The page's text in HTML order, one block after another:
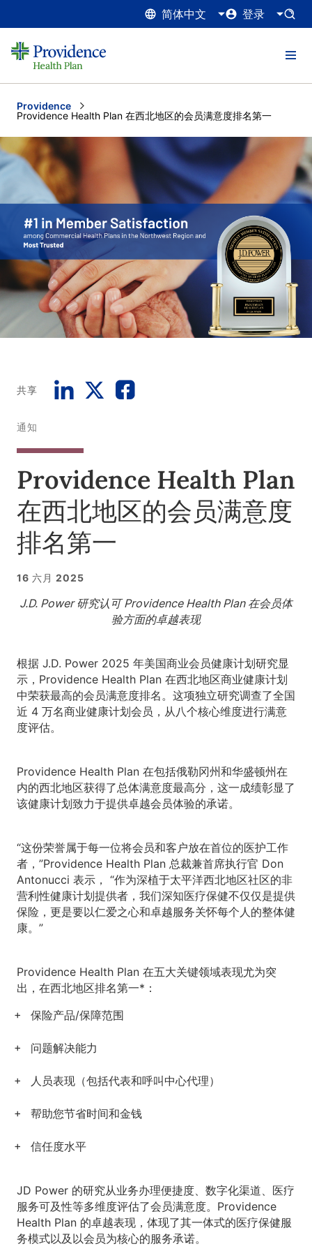
简体中文 登录
Providence
Current:
Providence Health Plan 在西北地区的会员满意度排名第一
共享
通知
Providence Health Plan
在西北地区的会员满意度
排名第一
16 六月 2025
J.D. Power 研究认可 Providence Health Plan 在会员体
验方面的卓越表现
根据 J.D. Power 2025 年美国商业会员健康计划研究显
示，Providence Health Plan 在西北地区商业健康计划
中荣获最高的会员满意度排名。这项独立研究调查了全国
近 4 万名商业健康计划会员，从八个核心维度进行满意
度评估。
Providence Health Plan 在包括俄勒冈州和华盛顿州在
内的西北地区获得了总体满意度最高分，这一成绩彰显了
该健康计划致力于提供卓越会员体验的承诺。
“这份荣誉属于每一位将会员和客户放在首位的医护工作
者，”Providence Health Plan 总裁兼首席执行官 Don
Antonucci 表示， “作为深植于太平洋西北地区社区的非
营利性健康计划提供者，我们深知医疗保健不仅仅是提供
保险，更是要以仁爱之心和卓越服务关怀每个人的整体健
康。”
Providence Health Plan 在五大关键领域表现尤为突
出，在西北地区排名第一*：
保险产品/保障范围
问题解决能力
人员表现（包括代表和呼叫中心代理）
帮助您节省时间和金钱
信任度水平
JD Power 的研究从业务办理便捷度、数字化渠道、医疗
服务可及性等多维度评估了会员满意度。Providence
Health Plan 的卓越表现，体现了其一体式的医疗保健服
务模式以及以会员为核心的服务承诺。